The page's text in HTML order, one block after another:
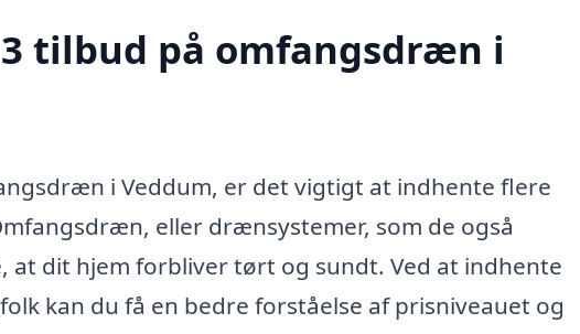
tilbud på omfangsdræn i
i Veddum, er det vigtigt at indhente flere
eller drænsystemer, som de også
at dit hjem forbliver tørt og sundt. Ved at indhente
kan du få en bedre forståelse af prisniveauet og